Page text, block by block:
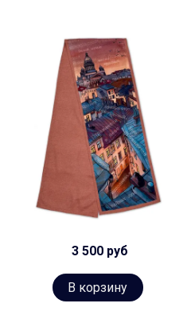
3 500 руб
В корзину